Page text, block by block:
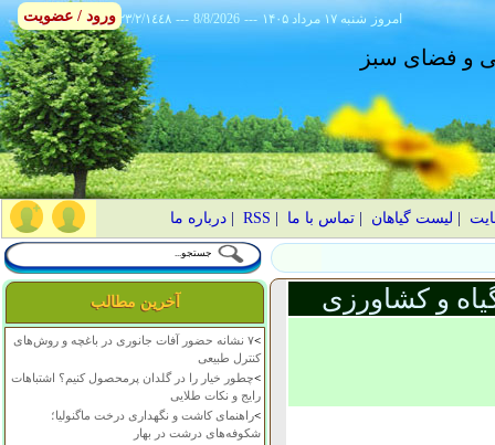
٢٣/٢/١٤٤٨ --- 8/8/2026 --- ۱۴۰۵ شنبه ۱۷ مرداد امروز
و فضای سبز
لیست گیاهان |تماس با ما RSS
|درباره ما
آخرین مطالب
>
۷ نشانه حضور آفات جانوری در باغچه و روش‌های
کنترل طبیعی
>چطور خیار را در گلدان پرمحصول کنیم؟ اشتباهات
رایج و نکات طلایی
>راهنمای کاشت و نگهداری درخت ماگنولیا؛
شکوفه‌های درشت در بهار
و کشاورزی
ورود / عضویت